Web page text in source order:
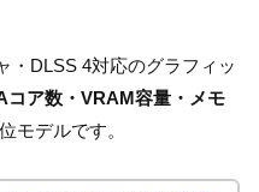
・DLSS 4対応のグラフィッ
コア数・VRAM容量・メモ
モデルです。